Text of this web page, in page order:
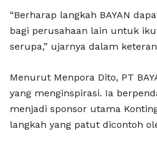
“Berharap langkah BAYAN
bagi perusahaan lain untuk
serupa,” ujarnya dalam
Menurut Menpora Dito, PT
yang menginspirasi. Ia
menjadi sponsor utama
langkah yang patut dicontoh